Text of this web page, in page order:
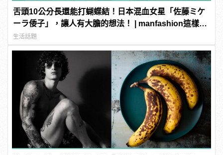
舌頭10公分長還能打蝴蝶結！日本混血女星「佐藤ミケ
ーラ倭子」，讓人有大膽的想法！ | manfashion這樣變
型男
生活話題